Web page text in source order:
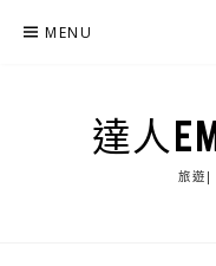
MENU
達人
旅遊|